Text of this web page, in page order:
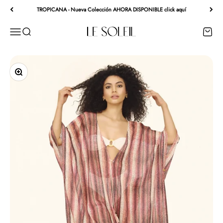
Ir al contenidoTROPICANA - Nueva Colección AHORA DISPONIBLE click aquí
MenúBuscar Le Soleil - Ropa de Playa Carrito
Zoom